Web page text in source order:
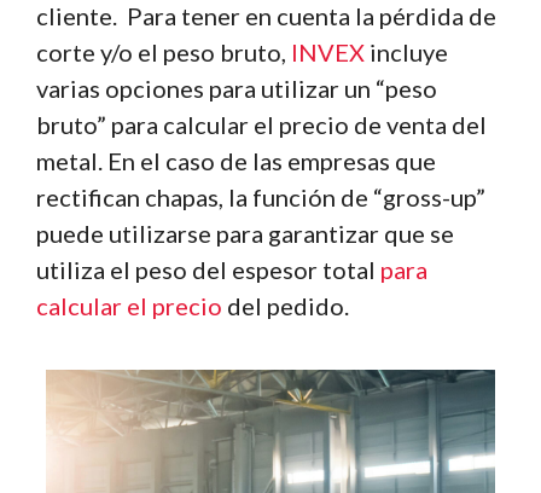
cliente. Para tener en cuenta la pérdida de
corte y/o el peso bruto, INVEX incluye
varias opciones para utilizar un “peso
bruto” para calcular el precio de venta del
metal. En el caso de las empresas que
rectifican chapas, la función de “gross-up”
puede utilizarse para garantizar que se
utiliza el peso del espesor total para
calcular el precio del pedido.